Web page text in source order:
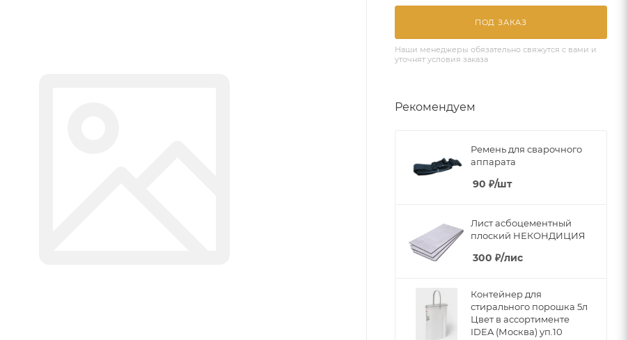
ПОД ЗАКАЗ
Наши менеджеры обязательно свяжутся с вами и
уточнят условия заказа
Рекомендуем
Ремень для сварочного
аппарата
90 ₽/шт
Лист асбоцементный
плоский НЕКОНДИЦИЯ
300 ₽/лис
Контейнер для
стирального порошка 5л
Цвет в ассортименте
IDEA (Москва) уп.10